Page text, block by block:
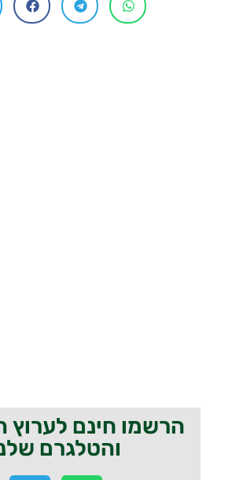
הרשמו חינם לערוץ
והטלגרם